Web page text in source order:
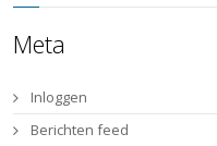
Meta
Inloggen
Berichten feed